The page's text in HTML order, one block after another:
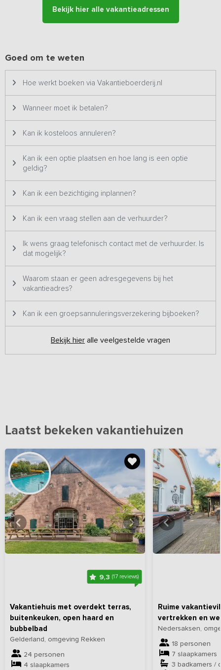
wandel en fietstochten!Bekijk hier alle vakantieadressen
Goed om te weten
Hoe werkt boeken via Vakantieboerderij.nl
Wanneer moet ik betalen?
Kan ik kosteloos annuleren?
Kan ik een optie plaatsen en hoe lang is een optie
geldig?
Kan ik een bezichtiging inplannen?
Kan ik een vraag stellen aan de verhuurder?
Ik wens graag telefonisch contact met de verhuurder. Is
dat mogelijk?
Waarom staan er geen adresgegevens bij het
vakantieadres?
Kan ik een groepsannuleringsverzekering bijboeken?
Bekijk hier alle veelgestelde vragen
Laatst bekeken vakantiehuizen
9,3(17 reviews)
Vakantiehuis met overdekt terras,
buitenkeuken, open haard en
bubbelbad
Gelderland, omgeving Rekken
24 personen
4 slaapkamers
Bekijkhieralle foto's
Ruime
vertrekken en
Nedersaksen,
18 personen
7 slaapkamers
3 badkamers /
Bekijk